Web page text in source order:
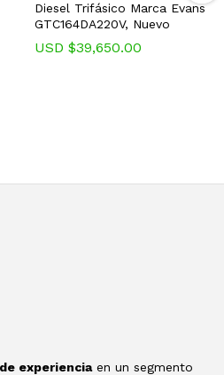
Diesel Trifásico Marca Evans
GTC164DA220V, Nuevo
USD $39,650.00
experienciaen un segmento